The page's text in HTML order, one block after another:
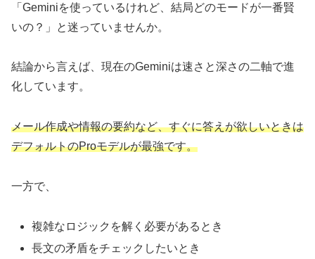
「Geminiを使っているけれど、結局どのモードが一番賢
いの？」と迷っていませんか。
結論から言えば、現在のGeminiは速さと深さの二軸で進
化しています。
メール作成や情報の要約など、すぐに答えが欲しいときは
デフォルトのProモデルが最強です。
一方で、
複雑なロジックを解く必要があるとき
長文の矛盾をチェックしたいとき